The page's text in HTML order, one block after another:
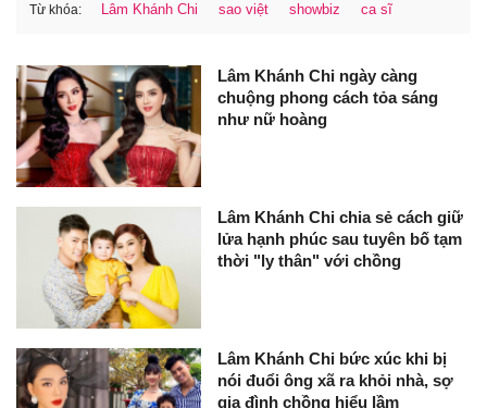
Từ khóa: Lâm Khánh Chi sao việt showbiz ca sĩ
Lâm Khánh Chi ngày càng
chuộng phong cách tỏa sáng
như nữ hoàng
Lâm Khánh Chi chia sẻ cách giữ
lửa hạnh phúc sau tuyên bố tạm
thời "ly thân" với chồng
Lâm Khánh Chi bức xúc khi bị
nói đuổi ông xã ra khỏi nhà, sợ
gia đình chồng hiểu lầm